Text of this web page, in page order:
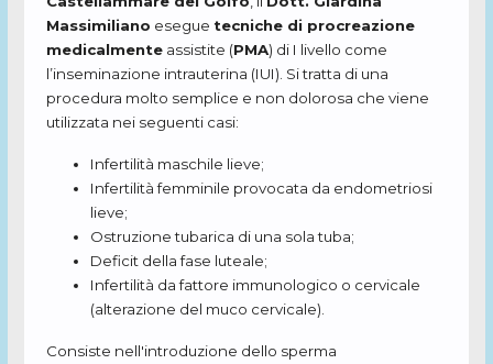
Massimiliano esegue tecniche di procreazione
medicalmenteassistite (PMA) di I livello come
l’inseminazione intrauterina (IUI). Si tratta di una
procedura molto semplice e non dolorosa che viene
utilizzata nei seguenti casi:
Infertilità maschile lieve;
Infertilità femminile provocata da endometriosi
lieve;
Ostruzione tubarica di una sola tuba;
Deficit della fase luteale;
Infertilità da fattore immunologico o cervicale
(alterazione del muco cervicale).
Consiste nell'introduzione dello sperma